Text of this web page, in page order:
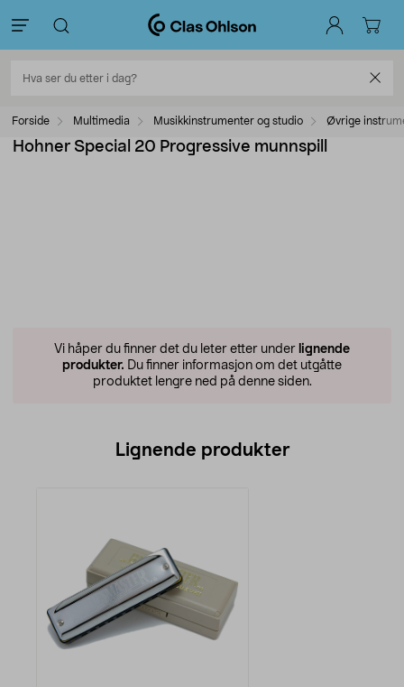
Forside Multimedia Musikkinstrumenter og studio Øvrige
Hohner Special 20 Progressive munnspill
Vi håper du finner det du leter etter under lignende
produkter. Du finner informasjon om det utgåtte
produktet lengre ned på denne siden.
Lignende produkter